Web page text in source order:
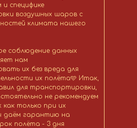
и специфике
воздушных шаров с
климата нашего
соблюдение данных
нам
их без вреда для
их полёта🩵 Итак,
для транспортировки,
не рекомендуем
только при их
даём гарантию на
полёта - 3 дня